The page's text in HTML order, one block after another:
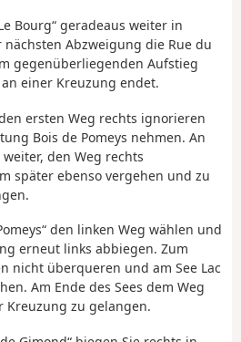
Bourg“ geradeaus weiter in
nächsten Abzweigung die Rue du
gegenüberliegenden Aufstieg
einer Kreuzung endet.
ersten Weg rechts ignorieren
Bois de Pomeys nehmen. An
den Weg rechts
später ebenso vergehen und zu
den linken Weg wählen und
erneut links abbiegen. Zum
nicht überqueren und am See Lac
Am Ende des Sees dem Weg
Kreuzung zu gelangen.